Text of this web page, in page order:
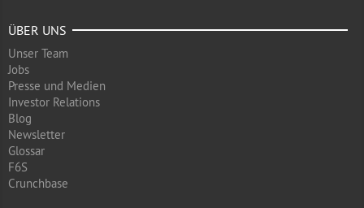
ÜBER UNS
Unser Team
Jobs
Presse und Medien
Investor Relations
Blog
Newsletter
Glossar
F6S
Crunchbase